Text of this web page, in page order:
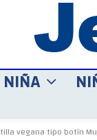
NIÑA
vegana tipo botín